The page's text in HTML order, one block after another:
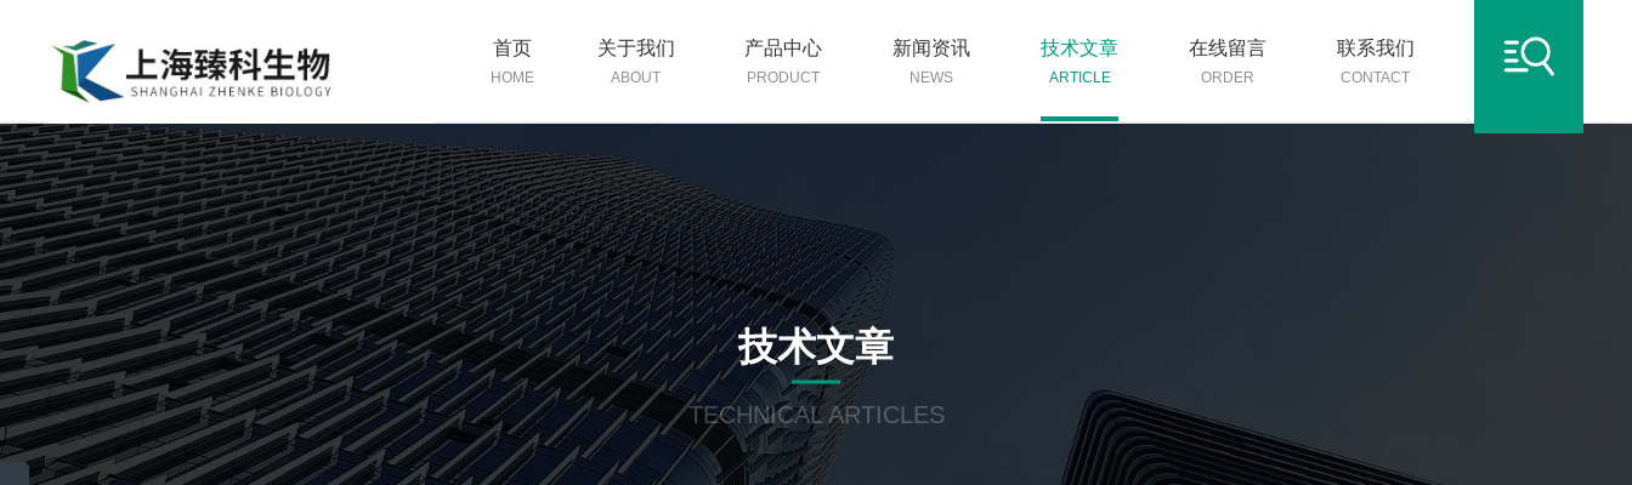
首页
HOME
关于我们
ABOUT
产品中心
PRODUCT
新闻资讯
NEWS
技术文章
ARTICLE
在线留言
ORDER
联系我们
CONTACT
技术文章
TECHNICAL ARTICLES